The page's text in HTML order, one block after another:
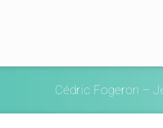
Cédric Fogeron –